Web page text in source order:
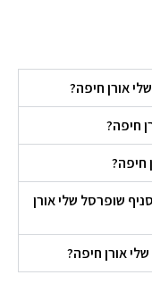
אורן חיפה?
חיפה?
חיפה?
שופרסל שלי אורן
אורן חיפה?